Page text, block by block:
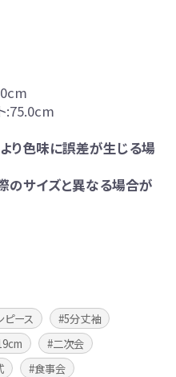
:75.0cm
り色味に誤差が生じる場
のサイズと異なる場合が
ピース
5分丈袖
二次会
食事会